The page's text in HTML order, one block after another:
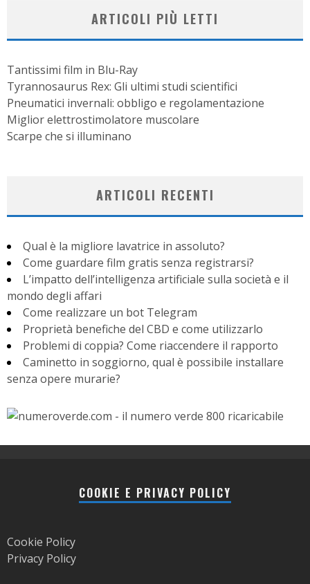
ARTICOLI PIÙ LETTI
Tantissimi film in Blu-Ray
Tyrannosaurus Rex: Gli ultimi studi scientifici
Pneumatici invernali: obbligo e regolamentazione
Miglior elettrostimolatore muscolare
Scarpe che si illuminano
ARTICOLI RECENTI
Qual è la migliore lavatrice in assoluto?
Come guardare film gratis senza registrarsi?
L’impatto dell’intelligenza artificiale sulla società e il
mondo degli affari
Come realizzare un bot Telegram
Proprietà benefiche del CBD e come utilizzarlo
Problemi di coppia? Come riaccendere il rapporto
Caminetto in soggiorno, qual è possibile installare
senza opere murarie?
COOKIE E PRIVACY POLICY
Cookie Policy
Privacy Policy